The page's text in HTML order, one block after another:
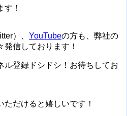
す！
）、 YouTubeの方も、弊社の
信しております！
ル登録ドシドシ！お待ちしてお
ただけると嬉しいです！